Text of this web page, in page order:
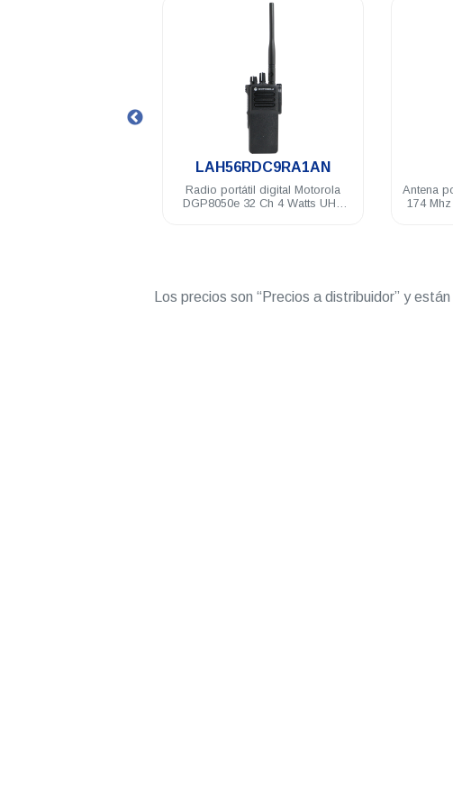
.
LAH56RDC9RA1AN
Radio portátil digital Motorola
DGP8050e 32 Ch 4 Watts UHF
Antena
174
Los precios son “Precios a distribuidor” y